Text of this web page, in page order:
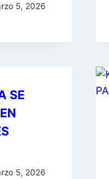
5, 2026
SE
5, 2026